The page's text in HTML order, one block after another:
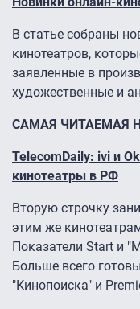
В статье собраны
кинотеатров,
заявленные в
художественные и
САМАЯ ЧИТАЕМАЯ
TelecomDaily: ivi и
кинотеатры в РФ
Вторую строчку
этим же
Показатели Start и
Больше всего
"Кинопоиска" и